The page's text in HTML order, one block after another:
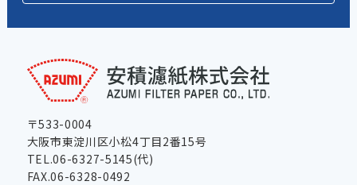
〒533-0004
大阪市東淀川区小松4丁目2番15号
TEL.06-6327-5145(代)
FAX.06-6328-0492